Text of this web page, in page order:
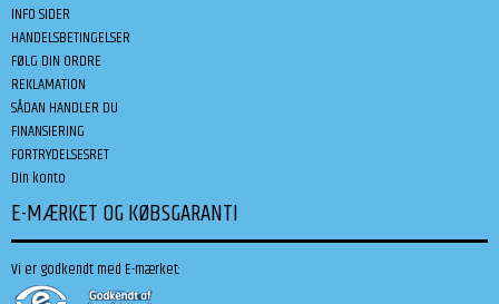
INFO SIDER
HANDELSBETINGELSER
FØLG DIN ORDRE
REKLAMATION
SÅDAN HANDLER DU
FINANSIERING
FORTRYDELSESRET
Din konto
E-MÆRKET OG KØBSGARANTI
Vi er godkendt med E-mærket: